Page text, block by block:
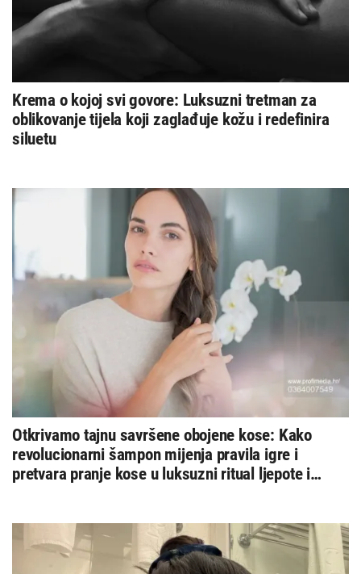
Krema o kojoj svi govore: Luksuzni tretman za
oblikovanje tijela koji zaglađuje kožu i redefinira
siluetu
Otkrivamo tajnu savršene obojene kose: Kako
revolucionarni šampon mijenja pravila igre i
pretvara pranje kose u luksuzni ritual ljepote i